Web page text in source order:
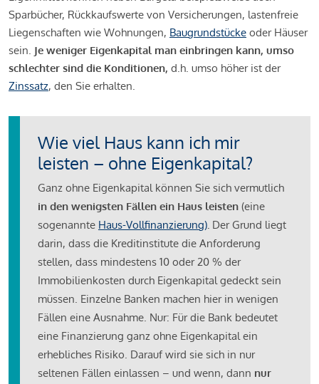
Sparbücher, Rückkaufswerte von Versicherungen, lastenfreie
Liegenschaften wie Wohnungen, Baugrundstücke oder Häuser
sein. Je weniger Eigenkapital man einbringen kann, umso
schlechter sind die Konditionen, d.h. umso höher ist der
Zinssatz, den Sie erhalten.
Wie viel Haus kann ich mir
leisten – ohne Eigenkapital?
Ganz ohne Eigenkapital können Sie sich vermutlich
in den wenigsten Fällen ein Haus leisten (eine
sogenannte Haus-Vollfinanzierung). Der Grund liegt
darin, dass die Kreditinstitute die Anforderung
stellen, dass mindestens 10 oder 20 % der
Immobilienkosten durch Eigenkapital gedeckt sein
müssen. Einzelne Banken machen hier in wenigen
Fällen eine Ausnahme. Nur: Für die Bank bedeutet
eine Finanzierung ganz ohne Eigenkapital ein
erhebliches Risiko. Darauf wird sie sich in nur
seltenen Fällen einlassen – und wenn, dann nur